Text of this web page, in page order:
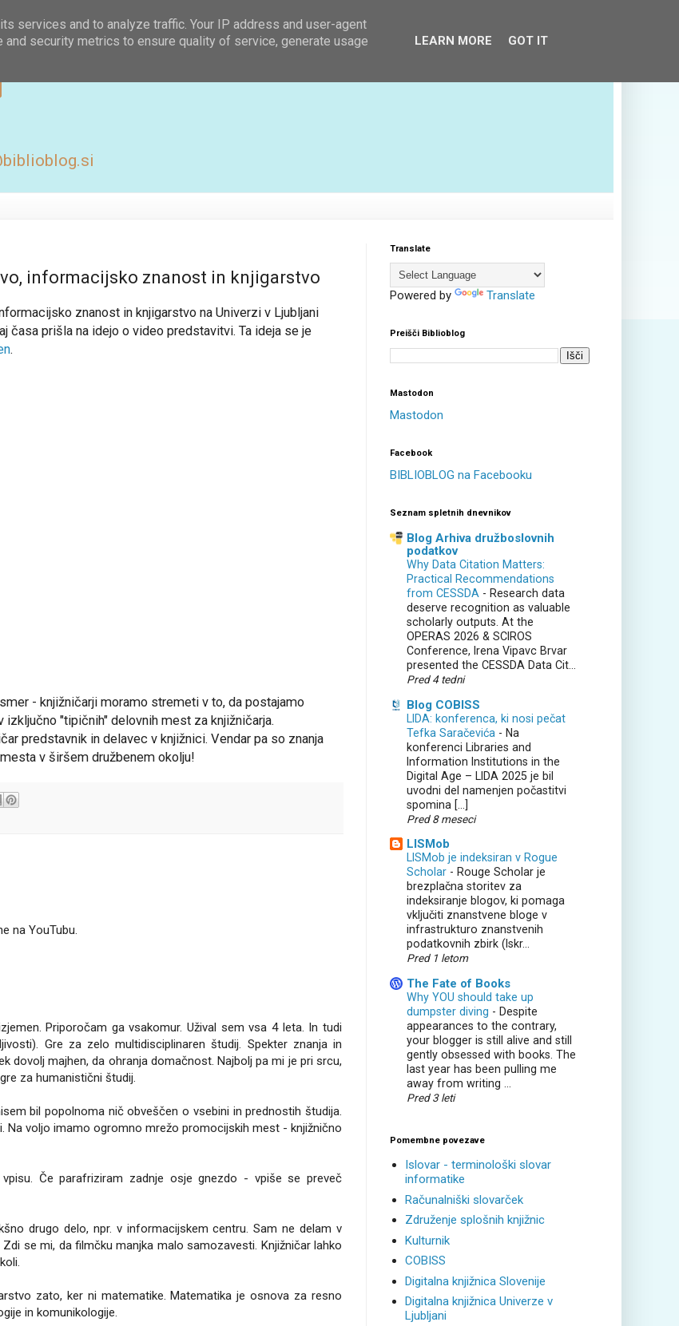
informacijsko znanost in knjigarstvo
znanost in knjigarstvo na Univerzi v Ljubljani
časa prišla na idejo o video predstavitvi. Ta ideja se je
.
- knjižničarji moramo stremeti v to, da postajamo
"tipičnih" delovnih mest za knjižničarja.
predstavnik in delavec v knjižnici. Vendar pa so znanja
v širšem družbenem okolju!
na YouTubu.
Priporočam ga vsakomur. Užival sem vsa 4 leta. In tudi
Gre za zelo multidisciplinaren študij. Spekter znanja in
dovolj majhen, da ohranja domačnost. Najbolj pa mi je pri srcu,
za humanistični študij.
bil popolnoma nič obveščen o vsebini in prednostih študija.
Na voljo imamo ogromno mrežo promocijskih mest - knjižnično
Če parafriziram zadnje osje gnezdo - vpiše se preveč
drugo delo, npr. v informacijskem centru. Sam ne delam v
se mi, da filmčku manjka malo samozavesti. Knjižničar lahko
zato, ker ni matematike. Matematika je osnova za resno
in komunikologije.
Translate
Powered by Translate
Preišči Biblioblog
Mastodon
Mastodon
Facebook
BIBLIOBLOG na Facebooku
Seznam spletnih dnevnikov
Blog Arhiva družboslovnih
podatkov
Why Data Citation Matters:
Practical Recommendations
from CESSDA - Research data
deserve recognition as valuable
scholarly outputs. At the
OPERAS 2026 & SCIROS
Conference, Irena Vipavc Brvar
presented the CESSDA Data Cit...
Pred 4 tedni
Blog COBISS
LIDA: konferenca, ki nosi pečat
Tefka Saračevića - Na
konferenci Libraries and
Information Institutions in the
Digital Age – LIDA 2025 je bil
uvodni del namenjen počastitvi
spomina […]
Pred 8 meseci
LISMob
LISMob je indeksiran v Rogue
Scholar - Rouge Scholar je
brezplačna storitev za
indeksiranje blogov, ki pomaga
vključiti znanstvene bloge v
infrastrukturo znanstvenih
podatkovnih zbirk (Iskr...
Pred 1 letom
The Fate of Books
Why YOU should take up
dumpster diving - Despite
appearances to the contrary,
your blogger is still alive and still
gently obsessed with books. The
last year has been pulling me
away from writing ...
Pred 3 leti
Pomembne povezave
Islovar - terminološki slovar
informatike
Računalniški slovarček
Združenje splošnih knjižnic
Kulturnik
COBISS
Digitalna knjižnica Slovenije
Digitalna knjižnica Univerze v
Ljubljani
services and to analyze traffic. Your IP address and user-agent
security metrics to ensure quality of service, generate usage
LEARN MORE GOT IT